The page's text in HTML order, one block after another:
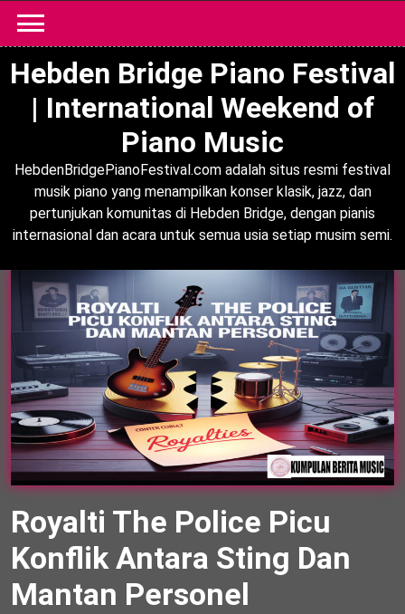
content
Hebden Bridge Piano Festival
| International Weekend of
Piano Music
HebdenBridgePianoFestival.com adalah situs resmi festival
musik piano yang menampilkan konser klasik, jazz, dan
pertunjukan komunitas di Hebden Bridge, dengan pianis
internasional dan acara untuk semua usia setiap musim semi.
Royalti The Police Picu
Konflik Antara Sting Dan
Mantan Personel